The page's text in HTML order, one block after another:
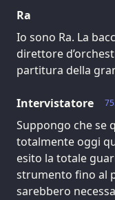
Ra
Io sono Ra. La
direttore
partitura della
Intervistatore
Suppongo che se
totalmente oggi
esito la totale
strumento fino al
sarebbero